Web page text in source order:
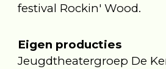
festival Rockin' Wood.
Eigen producties
Jeugdtheatergroep De